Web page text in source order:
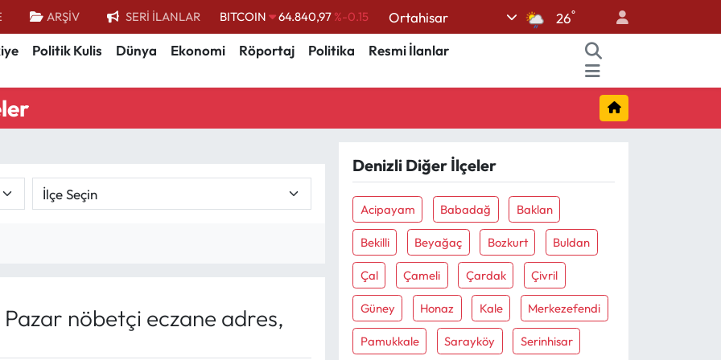
ARŞİV SERİ İLANLAR
DOLAR
47,7436%0.18
EURO
55,2510%0.32
Ortahisar 26°
Politik Kulis Dünya Ekonomi Röportaj Politika
Resmi İlanlar
nöbetçi eczane adres,
Denizli Diğer İlçeler
Acipayam Babadağ Baklan
Bekilli Beyağaç Bozkurt Buldan
Çal Çameli Çardak Çivril
Güney Honaz Kale Merkezefendi
Pamukkale Sarayköy Serinhisar